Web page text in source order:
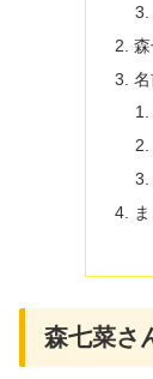
森七菜さ